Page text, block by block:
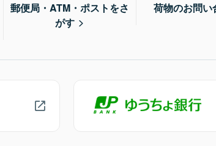
郵便局・ATM・ポストをさ
がす
荷物のお問い